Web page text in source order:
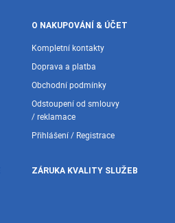
O NAKUPOVÁNÍ & ÚČET
Kompletní kontakty
Doprava a platba
Obchodní podmínky
Odstoupení od smlouvy
/ reklamace
Přihlášení / Registrace
ZÁRUKA KVALITY SLUŽEB